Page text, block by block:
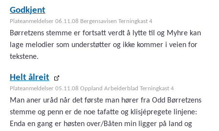
Godkjent
Plateanmeldelser 06.11.08 Bergensavisen Terningkast 4
Børretzens stemme er fortsatt verdt å lytte til og Myhre kan
lage melodier som understøtter og ikke kommer i veien for
tekstene.
Helt ålreit
Plateanmeldelser 05.11.08 Oppland Arbeiderblad Terningkast 4
Man aner uråd når det første man hører fra Odd Børretzens
stemme og penn er de noe tafatte og klisjépregete linjene:
Enda en gang er høsten over/Båten min ligger på land og